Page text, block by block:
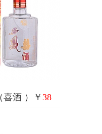
喜酒 ）￥ 38